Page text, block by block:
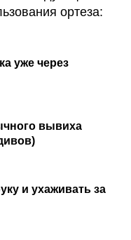
ортеза:
уже через
вывиха
и ухаживать за